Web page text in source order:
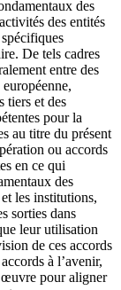
des
des entités
De tels cadres
entre des
tiers et des
pour la
au titre du présent
ou accords
en ce qui
des
les institutions,
sorties dans
leur utilisation
de ces accords
à l’avenir,
œuvre pour aligner